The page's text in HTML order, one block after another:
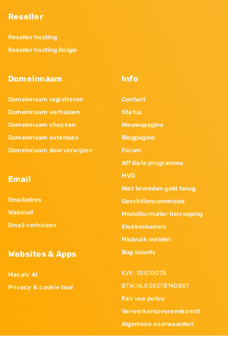
Reseller
Reseller hosting
Reseller hosting Belgie
Domeinnaam
Domeinnaam registreren
Domeinnaam verhuizen
Domeinnaam checken
Domeinnaam extensies
Domeinnaam doorverwijzen
Email
Emailadres
Webmail
Email verhuizen
Websites & Apps
Macaly AI
Privacy & cookie tool
Info
Contact
Status
Nieuwspagina
Blogpagina
Forum
Affiliate programma
MVO
Niet tevreden geld terug
Geschillencommissie
Modelformulier herroeping
Klokkenluiders
Misbruik melden
Bug bounty
KVK: 70570078
BTW:NL858378140B01
Fair use policy
Verwerkersovereenkomst
Algemene voorwaarden